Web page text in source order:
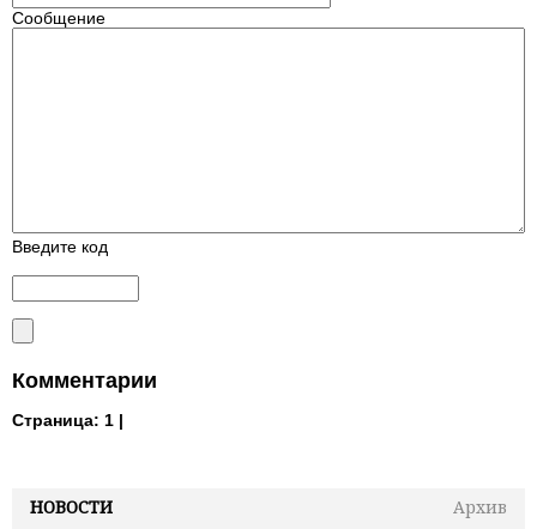
НОВОСТИ
Архив
Сообщение
Введите код
Комментарии
Страница: 1 |